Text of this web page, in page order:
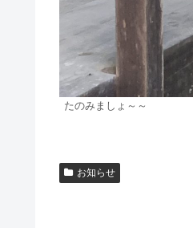
たのみましょ～～
お知らせ